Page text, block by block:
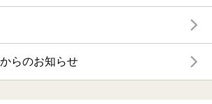
らのお知らせ